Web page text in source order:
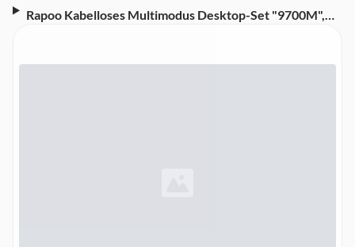
Rapoo Kabelloses Multimodus Desktop-Set "9700M",